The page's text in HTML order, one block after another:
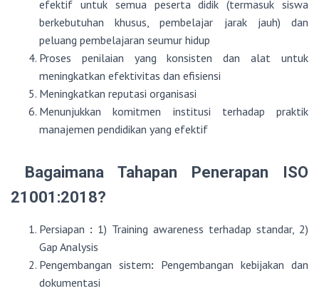
efektif untuk semua peserta didik (termasuk siswa
berkebutuhan khusus, pembelajar jarak jauh) dan
peluang pembelajaran seumur hidup
Proses penilaian yang konsisten dan alat untuk
meningkatkan efektivitas dan efisiensi
Meningkatkan reputasi organisasi
Menunjukkan komitmen institusi terhadap praktik
manajemen pendidikan yang efektif
Bagaimana Tahapan Penerapan ISO
21001:2018?
Persiapan : 1) Training awareness terhadap standar, 2)
Gap Analysis
Pengembangan sistem: Pengembangan kebijakan dan
dokumentasi